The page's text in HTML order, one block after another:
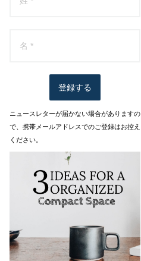
登録する
ニュースレターが届かない場合がありますの
で、携帯メールアドレスでのご登録はお控え
ください。